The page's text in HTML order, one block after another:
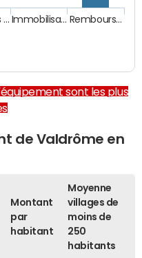
… Immobilisa… Rembours…
sont les plus
de Valdrôme en
Montant
par
habitant
Moyenne
villages de
moins de
250
habitants